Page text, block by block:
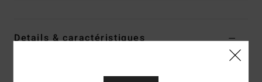
Details & caractéristiques